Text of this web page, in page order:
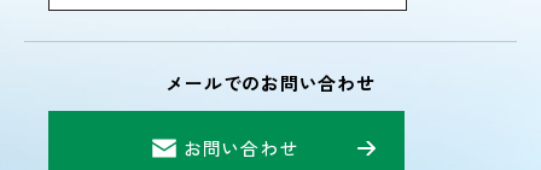
メールでのお問い合わせ
お問い合わせ